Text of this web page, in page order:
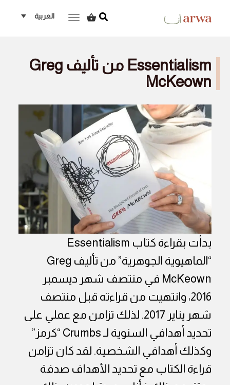
navigation
العربية
Essentialism من تأليف Greg
McKeown
بدأت بقراءة كتاب Essentialism
“الماهيوية الجوهرية” من تأليف Greg
McKeown في منتصف شهر ديسمبر
2016، وانتهيت من قراءته قبل منتصف
شهر يناير 2017. لذلك تزامن مع عملي على
تحديد أهدافي السنوية لـ Crumbs “كرمز”
وكذلك أهدافي الشخصية. لقد كان تزامن
قراءة الكتاب مع تحديد الأهداف صدفة